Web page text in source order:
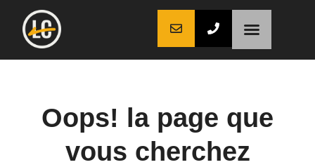
Oops! la page que
vous cherchez